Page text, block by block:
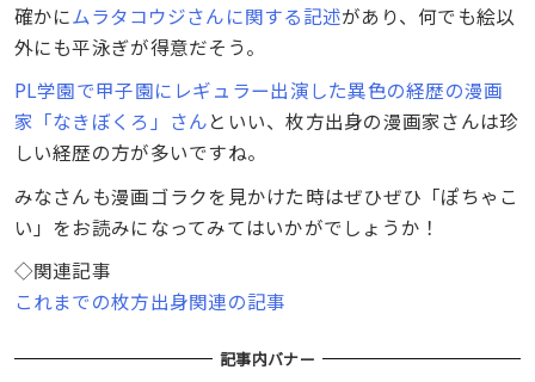
確かにムラタコウジさんに関する記述があり、何でも絵以
外にも平泳ぎが得意だそう。
PL学園で甲子園にレギュラー出演した異色の経歴の漫画
家「なきぼくろ」さんといい、枚方出身の漫画家さんは珍
しい経歴の方が多いですね。
みなさんも漫画ゴラクを見かけた時はぜひぜひ「ぽちゃこ
い」をお読みになってみてはいかがでしょうか！
◇関連記事
これまでの枚方出身関連の記事
記事内バナー